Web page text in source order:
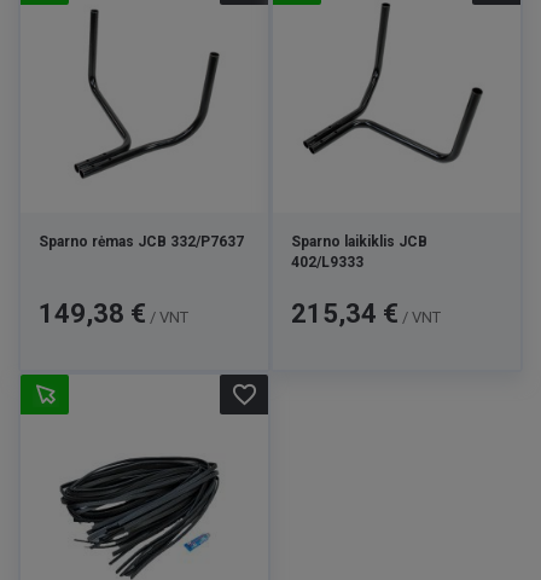
Sparno rėmas JCB 332/P7637
Kaina
149,38 € / VNT
Sparno laikiklis JCB
402/L9333
Kaina
215,34 € / VNT
favorite_border